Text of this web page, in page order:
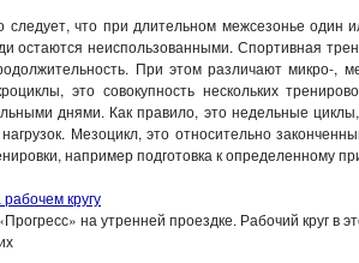
следует, что при длительном межсезонье один
остаются неиспользованными. Спортивная
При этом различают микро-,
это совокупность нескольких
днями. Как правило, это недельные
Мезоцикл, это относительно
например подготовка к определенному
на утренней проездке. Рабочий круг в